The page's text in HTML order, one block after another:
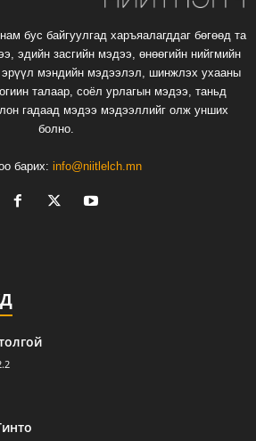
бус байгуулгад харъяалагддаг бөгөөд та
эдийн засгийн мэдээ, өнөөгийн нийгмийн
мэндийн мэдээлэл, шинжлэх ухааны
талаар, соёл урлагын мэдээ, таньд
гадаад мэдээ мэдээллийг олж унших
болно.
барих: info@niitlelch.mn